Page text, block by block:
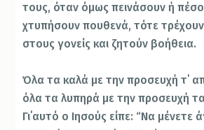
τους, όταν όμως πεινάσουν ή
χτυπήσουν πουθενά, τότε
στους γονείς και ζητούν βοήθεια.
Όλα τα καλά με την προσευχή τ΄
όλα τα λυπηρά με την προσευχή
Γι΄αυτό ο Ιησούς είπε: “Να μένετε